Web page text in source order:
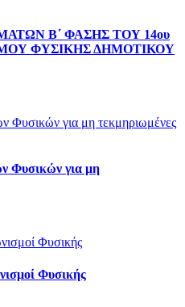
Β΄ ΦΑΣΗΣ ΤΟΥ 14ου
ΦΥΣΙΚΗΣ ΔΗΜΟΤΙΚΟΥ
Φυσικών για μη
Φυσικής